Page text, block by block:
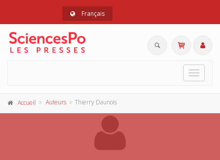
Français
Toggle
Accueil Auteurs Thierry Daunois